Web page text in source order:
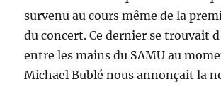
survenu au cours même de la
du concert. Ce dernier se trouvait
entre les mains du SAMU au
Michael Bublé nous annonçait la